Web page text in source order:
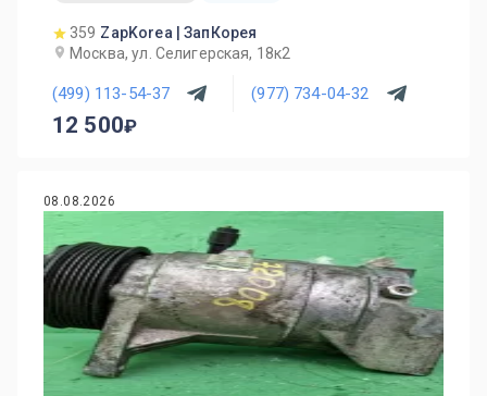
359 ZapKorea | ЗапКорея
Москва, ул. Селигерская, 18к2
(499) 113-54-37 (977) 734-04-32
12 500
08.08.2026